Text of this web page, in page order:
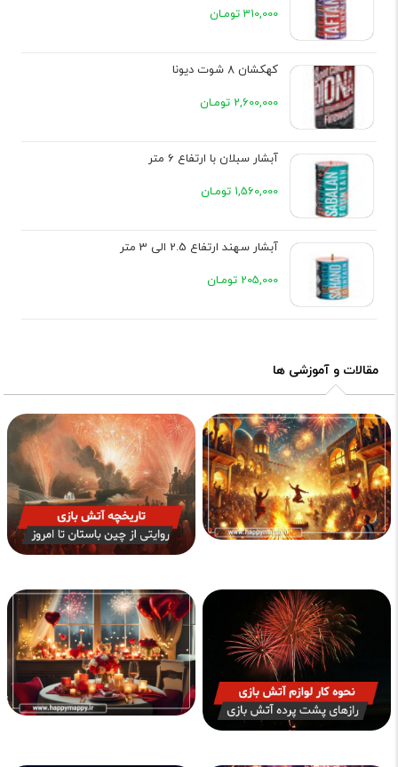
310,000 تومـان
کهکشان 8 شوت دیونا
2,600,000 تومـان
آبشار سبلان با ارتفاع 6 متر
1,560,000 تومـان
آبشار سهند ارتفاع 2.5 الی 3 متر
205,000 تومـان
مقالات و آموزشی ها